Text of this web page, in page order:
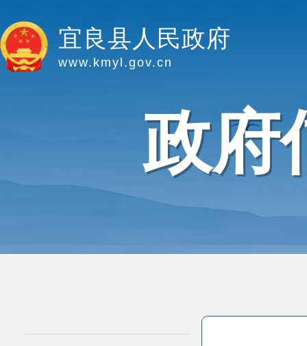
宜良县人民政府
www.kmyl.gov.cn
政府